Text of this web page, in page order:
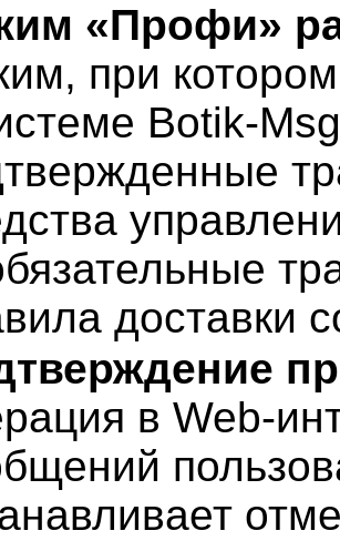
«Профи»
при
Botik-
доставки
в Web-